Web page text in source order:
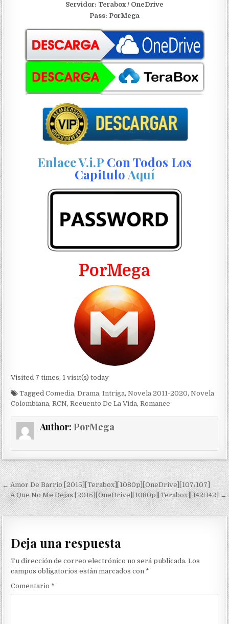
Servidor: Terabox / OneDrive
Pass: PorMega
Enlace V.i.P Con Todos Los
Capitulo Aquí
PorMega
Visited 7 times, 1 visit(s) today
TaggedComedia,Drama,Intriga,Novela 2011-2020,Novela
Colombiana,RCN,Recuento De La Vida,Romance
Author: PorMega
Navegación de entradas
← Amor De Barrio [2015][Terabox][1080p][OneDrive][107/107]
A Que No Me Dejas [2015][OneDrive][1080p][Terabox][142/142] →
Deja una respuesta
Tu dirección de correo electrónico no será publicada. Los
campos obligatorios están marcados con *
Comentario *